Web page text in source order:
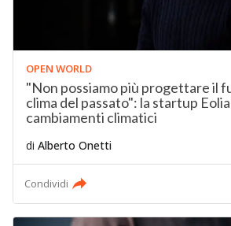
OPEN WORLD
"Non possiamo più progettare il
clima del passato": la startup
cambiamenti climatici
di Alberto Onetti
Condividi